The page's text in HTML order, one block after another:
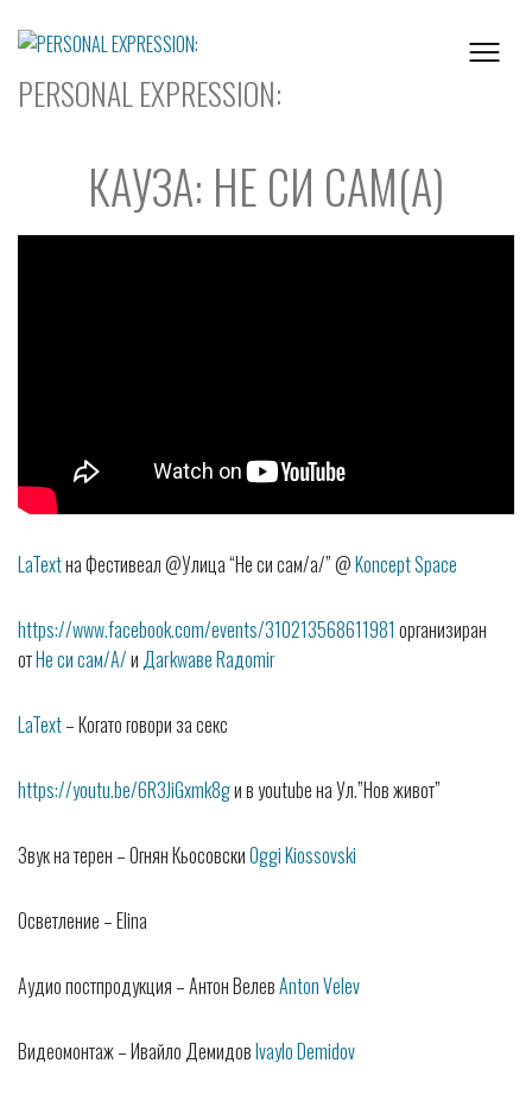
PERSONAL EXPRESSION:
КАУЗА: НЕ СИ САМ(А)
LaTextна Фестивеал @Улица “Не си сам/а/” @Koncept Space
https://www.facebook.com/events/310213568611981 организиран
отНе си сам/А/иДarkwaвe Raдomir
LaText– Когато говори за секс
https://youtu.be/6R3JiGxmk8gи в youtube на Ул.”Нов живот”
Звук на терен – Огнян КьосовскиOggi Kiossovski
Осветление – Elina
Аудио постпродукция – Антон ВелевAnton Velev
Видеомонтаж – Ивайло ДемидовIvaylo Demidov